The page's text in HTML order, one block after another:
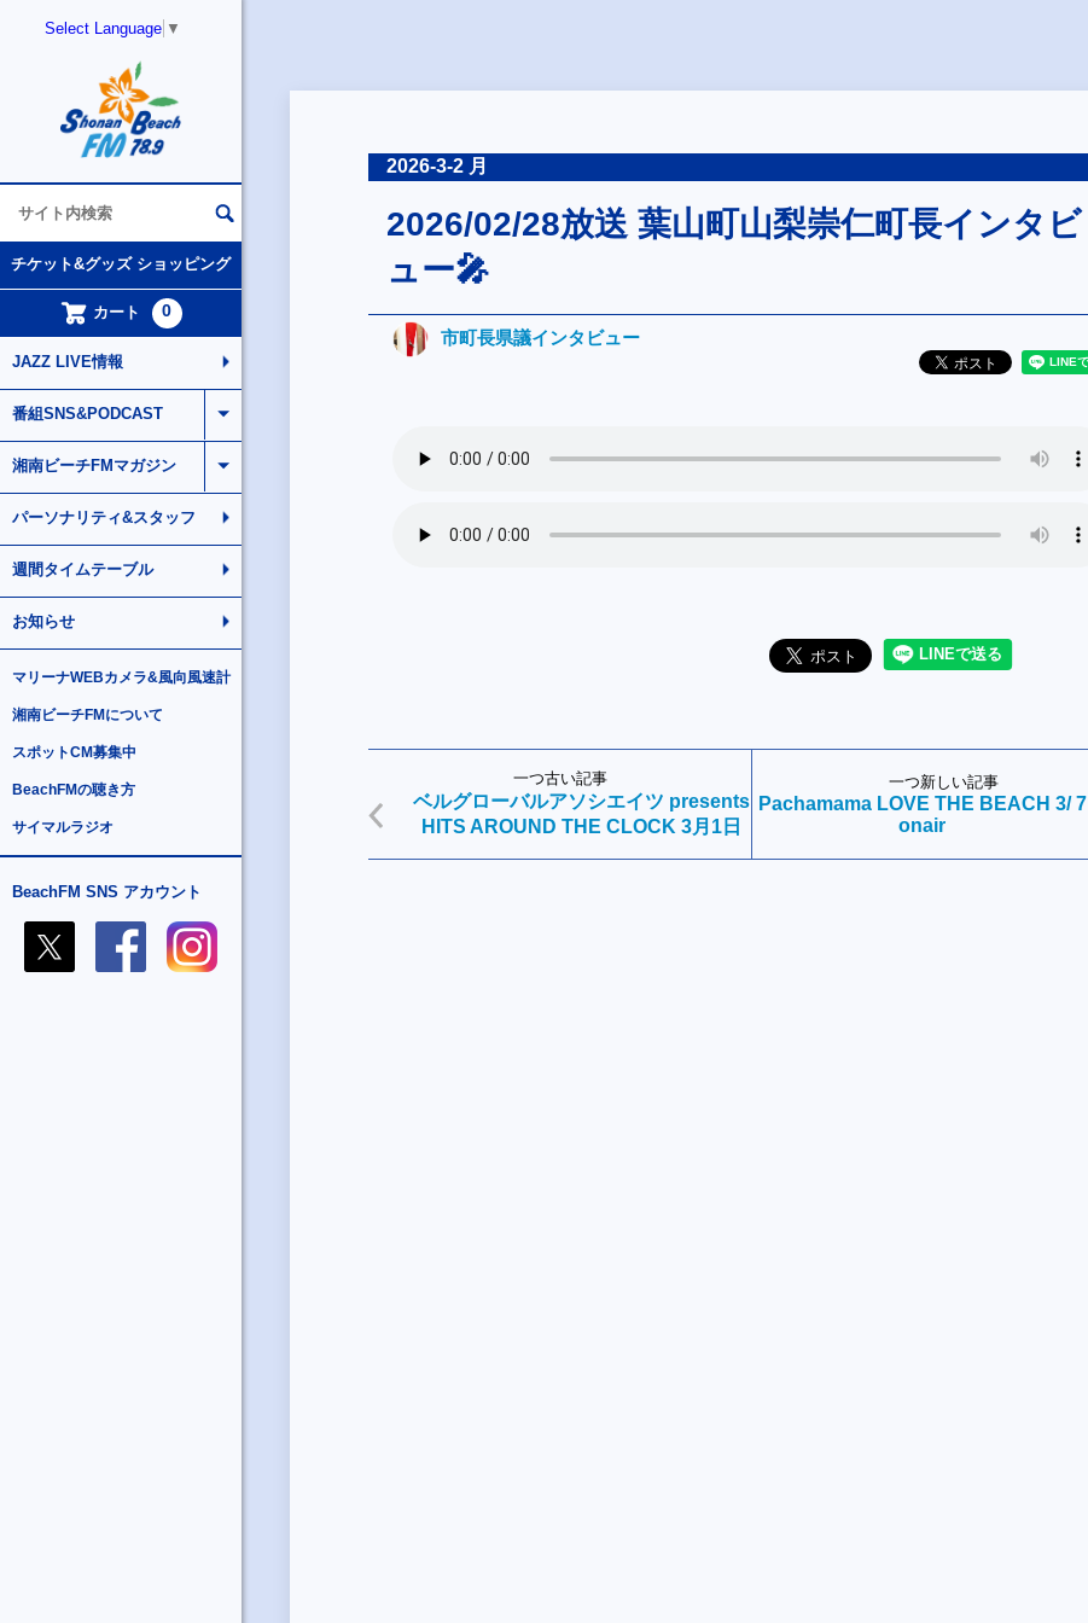
Select Language ▼
チケット&グッズ ショッピング
カート 0
JAZZ LIVE情報
番組SNS&PODCAST
湘南ビーチFMマガジン
パーソナリティ&スタッフ
週間タイムテーブル
お知らせ
マリーナWEBカメラ&風向風速計
湘南ビーチFMについて
スポットCM募集中
BeachFMの聴き方
サイマルラジオ
BeachFM SNS アカウント
2026-3-2 月
2026/02/28放送 葉山町山梨崇仁町長インタビ
ュー🎤
市町長県議インタビュー
一つ古い記事
ベルグローバルアソシエイツ presents
HITS AROUND THE CLOCK 3月1日
一つ新しい記事
Pachamama LOVE THE BEACH 3/ 7
onair